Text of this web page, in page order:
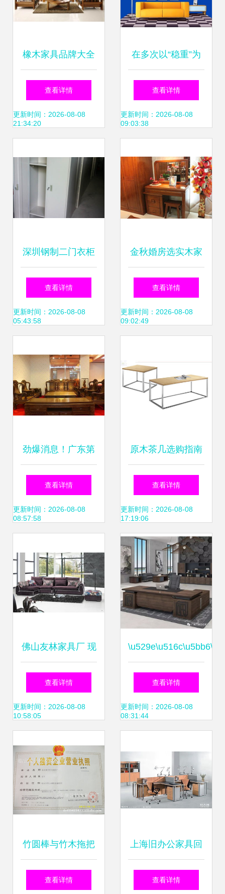
橡木家具品牌大全
橡木家具保养手册-
大众点评网
查看详情
更新时间：2026-08-08
21:34:20
在多次以“稳重”为
由被拒绝后，它展
示了一下爆发力
法
查看详情
更新时间：2026-08-08
09:03:38
深圳钢制二门衣柜
定做批发 公寓宿舍
配套家具的理想选
查看详情
更新时间：2026-08-08
05:43:58
金秋婚房选实木家
具 翡翠家具促销
19999元起，图片
查看详情
更新时间：2026-08-08
09:02:49
劲爆消息！广东第
二届红木家具工厂
直销会，强势登陆
查看详情
更新时间：2026-08-08
08:57:58
原木茶几选购指南
深圳东方华奥打造
环保高性价比之选
查看详情
更新时间：2026-08-08
17:19:06
佛山友林家具厂 现
代时尚布艺沙发，
家居生活的优雅之
查看详情
更新时间：2026-08-08
10:58:05
查看详情
更新时间：2026-08-08
08:31:44
竹圆棒与竹木拖把
杆 定制家具与清洁
查看详情
上海旧办公家具回
收与销售 高效处理
查看详情